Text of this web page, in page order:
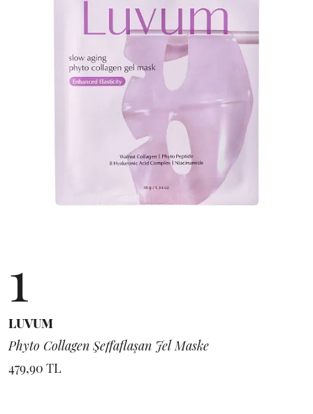
1
LUVUM
Phyto Collagen Şeffaflaşan Jel Maske
479,90 TL